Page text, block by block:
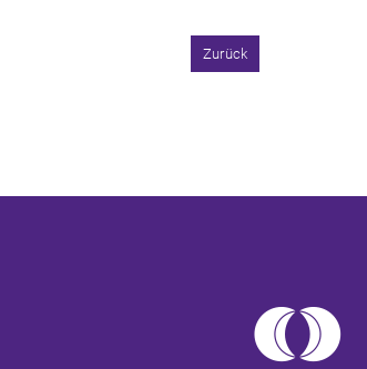
Zurück